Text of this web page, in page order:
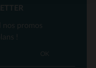
nos promos
!
OK